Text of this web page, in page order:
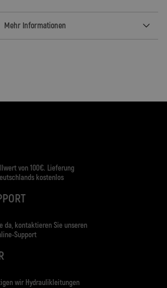
Mehr Informationen
von 100€. Lieferung
kostenlos
da, kontaktieren Sie unseren
Support
wir Hydraulikleitungen